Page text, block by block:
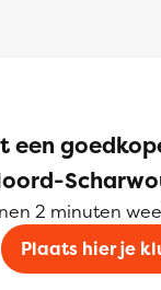
een
2 minuten
Plaats hier je